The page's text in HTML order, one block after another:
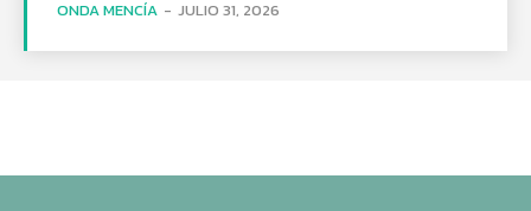
ONDA MENCÍA - JULIO 31, 2026